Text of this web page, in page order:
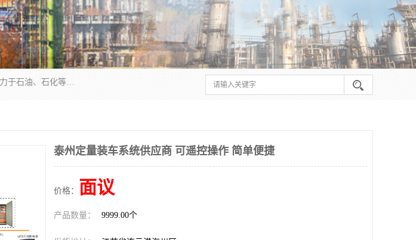
连云港众邦石化设备制造有限公司是一家鹤管厂家主营：鹤管、装车鹤管等，是致力于石油、石化等流体装卸设备(主要产品如鹤管、输油臂、脱缆钩等)的咨询、设计、制造、检测、安装指导、系统调试、维修维护等业务的公司。
泰州定量装车系统供应商 可遥控操作 简单便捷
价格： 面议
产品数量： 9999.00个